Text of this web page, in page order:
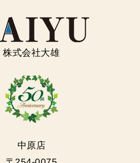
株式会社大雄
中原店